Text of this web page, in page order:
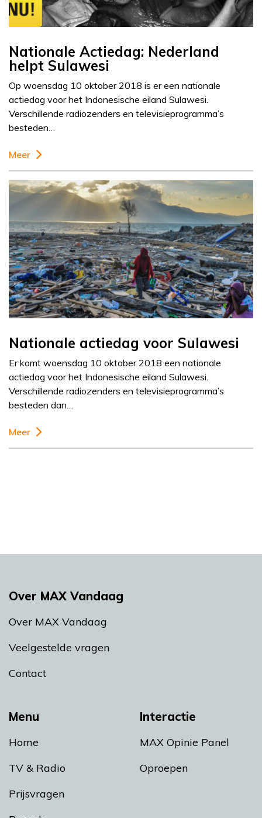
Nationale Actiedag: Nederland
helpt Sulawesi
Op woensdag 10 oktober 2018 is er een nationale
actiedag voor het Indonesische eiland Sulawesi.
Verschillende radiozenders en televisieprogramma’s
besteden…
Meer
Nationale actiedag voor Sulawesi
Er komt woensdag 10 oktober 2018 een nationale
actiedag voor het Indonesische eiland Sulawesi.
Verschillende radiozenders en televisieprogramma’s
besteden dan…
Meer
Menu
Home
TV & Radio
Prijsvragen
Interactie
MAX Opinie Panel
Oproepen
Over MAX Vandaag
Over MAX Vandaag
Veelgestelde vragen
Contact